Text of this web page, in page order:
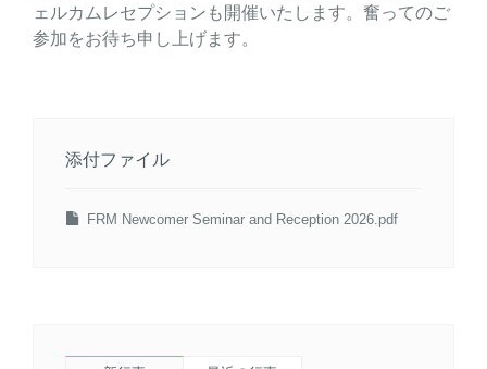
ェルカムレセプションも開催いたします。奮ってのご
参加をお待ち申し上げます。
添付ファイル
FRM Newcomer Seminar and Reception 2026.pdf